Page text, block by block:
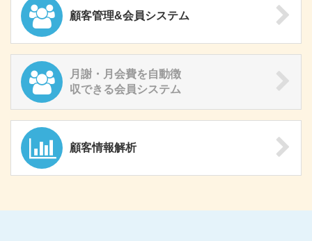
顧客管理&会員システム
月謝・月会費を自動徴
収できる会員システム
顧客情報解析